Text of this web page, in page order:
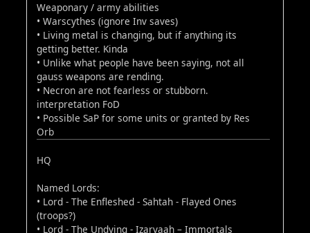
Weaponary / army abilities
• Warscythes (ignore Inv saves)
• Living metal is changing, but if anything its
getting better. Kinda
• Unlike what people have been saying, not all
gauss weapons are rending.
• Necron are not fearless or stubborn.
interpretation FoD
• Possible SaP for some units or granted by Res
Orb
HQ
Named Lords:
• Lord - The Enfleshed - Sahtah - Flayed Ones
(troops?)
• Lord - The Undying - Izarvaah – Immortals